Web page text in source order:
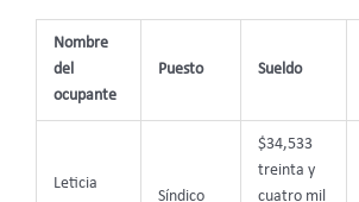
Nombre
del
ocupante
Puesto Sueldo
Leticia
Síndico
$34,533
treinta y
cuatro mil